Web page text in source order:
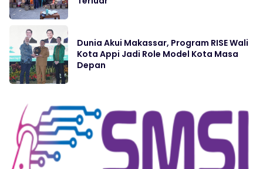
Dunia Akui Makassar, Program RISE Wali
Kota Appi Jadi Role Model Kota Masa
Depan